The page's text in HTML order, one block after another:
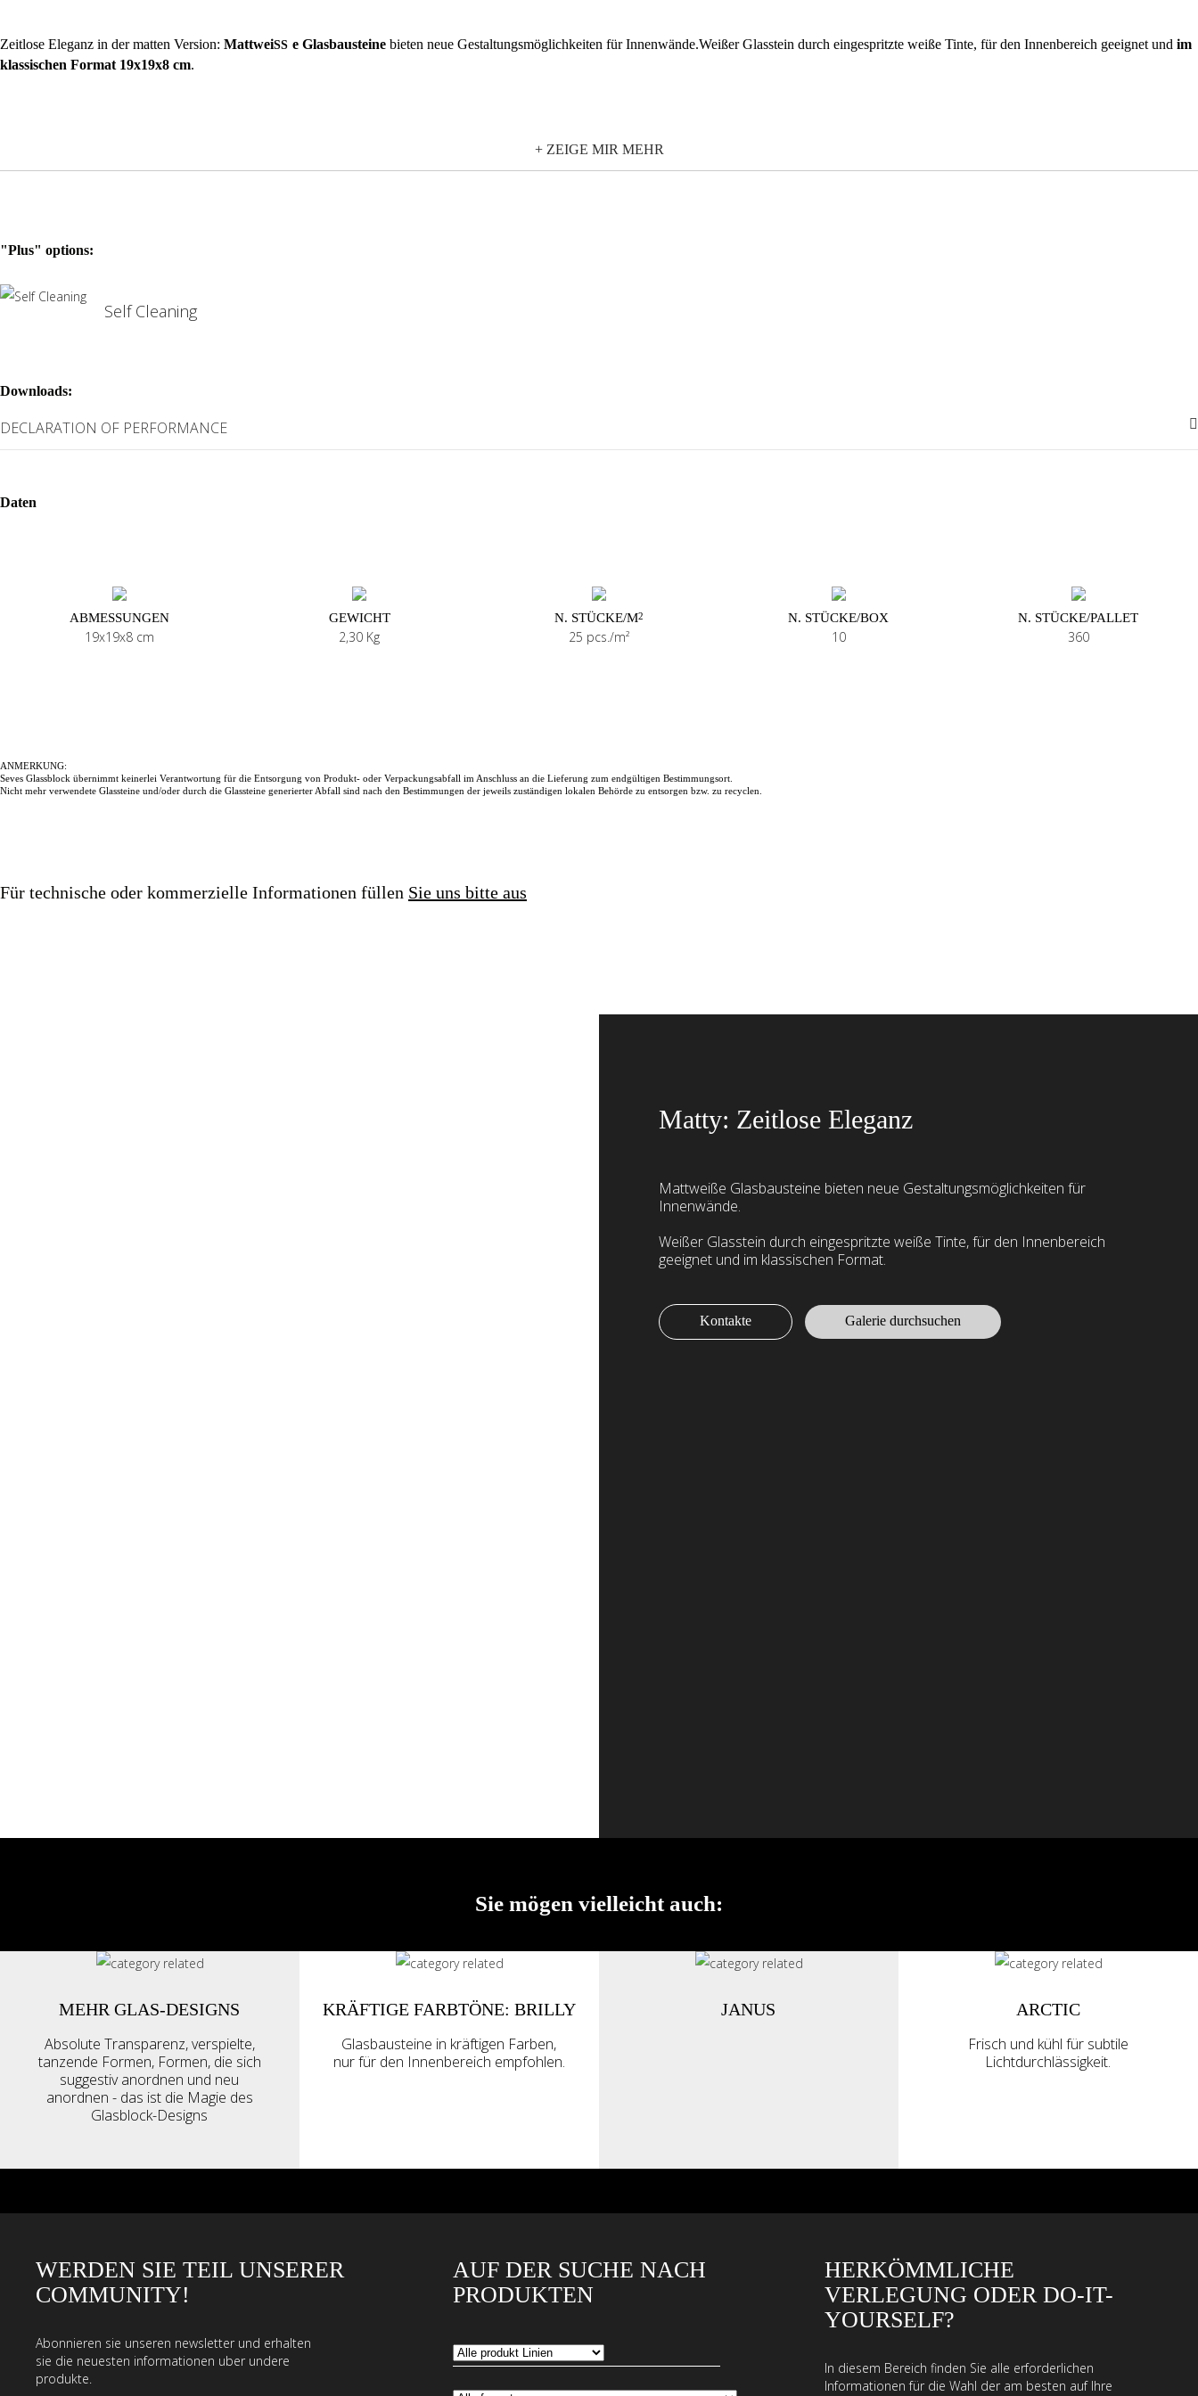
Zeitlose Eleganz in der matten Version: MattweiSS e Glasbausteine bieten neue Gestaltungsmöglichkeiten für Innenwände.Weißer Glasstein durch eingespritzte weiße Tinte, für den Innenbereich geeignet und im
klassischen Format 19x19x8 cm.
+ ZEIGE MIR MEHR
"Plus" options:
Self Cleaning
Downloads:
DECLARATION OF PERFORMANCE
Daten
ABMESSUNGEN
19x19x8 cm
GEWICHT
2,30 Kg
N. STÜCKE/M2
25 pcs./m²
N. STÜCKE/BOX
10
N. STÜCKE/PALLET
360
ANMERKUNG:
Seves Glassblock übernimmt keinerlei Verantwortung für die Entsorgung von Produkt- oder Verpackungsabfall im Anschluss an die Lieferung zum endgültigen Bestimmungsort.
Nicht mehr verwendete Glassteine und/oder durch die Glassteine generierter Abfall sind nach den Bestimmungen der jeweils zuständigen lokalen Behörde zu entsorgen bzw. zu recyclen.
Für technische oder kommerzielle Informationen füllen Sie uns bitte aus
Matty: Zeitlose Eleganz
Mattweiße Glasbausteine bieten neue Gestaltungsmöglichkeiten für
Innenwände.
Weißer Glasstein durch eingespritzte weiße Tinte, für den Innenbereich
geeignet und im klassischen Format.
Kontakte Galerie durchsuchen
Sie mögen vielleicht auch:
MEHR GLAS-DESIGNS
Absolute Transparenz, verspielte,
tanzende Formen, Formen, die sich
suggestiv anordnen und neu
anordnen - das ist die Magie des
Glasblock-Designs
KRÄFTIGE FARBTÖNE: BRILLY
Glasbausteine in kräftigen Farben,
nur für den Innenbereich empfohlen.
JANUS
ARCTIC
Frisch und kühl für subtile
Lichtdurchlässigkeit.
WERDEN SIE TEIL UNSERER
COMMUNITY!
Abonnieren sie unseren newsletter und erhalten
sie die neuesten informationen uber undere
produkte.
AUF DER SUCHE NACH
PRODUKTEN
HERKÖMMLICHE
VERLEGUNG ODER DO-IT-
YOURSELF?
In diesem Bereich finden Sie alle erforderlichen
Informationen für die Wahl der am besten auf Ihre